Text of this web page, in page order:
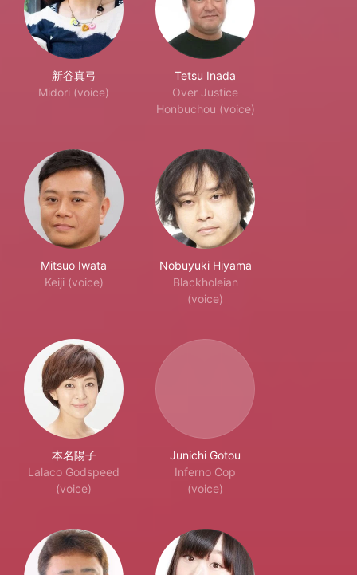
新谷真弓
Midori (voice)
Tetsu Inada
Over Justice
Honbuchou (voice)
Mitsuo Iwata
Keiji (voice)
Nobuyuki Hiyama
Blackholeian
(voice)
本名陽子
Lalaco Godspeed
(voice)
Junichi Gotou
Inferno Cop
(voice)